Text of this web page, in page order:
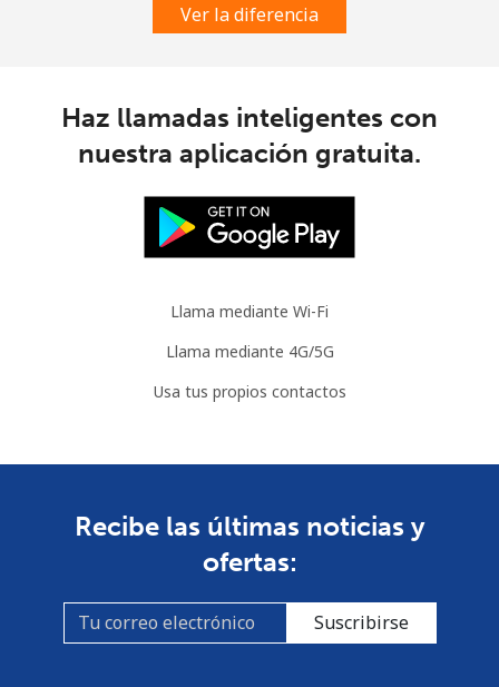
Ver la diferencia
Haz llamadas inteligentes con
nuestra aplicación gratuita.
Llama mediante Wi-Fi
Llama mediante 4G/5G
Usa tus propios contactos
Recibe las últimas noticias y
ofertas:
Suscribirse